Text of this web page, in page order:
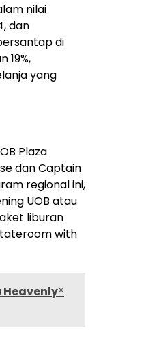
nilai
dan
di
19%,
yang
Plaza
dan Captain
regional ini,
UOB atau
liburan
with